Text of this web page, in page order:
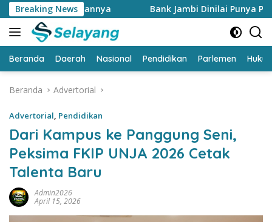
Langsung
ke
konten
Breaking News Bank Jambi Dinilai Punya Peran Strategis
Beranda Daerah Nasional Pendidikan Parlemen
Beranda Advertorial
Advertorial, Pendidikan
Dari Kampus ke Panggung Seni,
Peksima FKIP UNJA 2026 Cetak
Talenta Baru
Admin2026
April 15, 2026